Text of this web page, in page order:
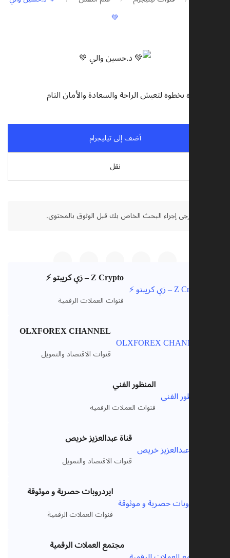
خطوه بخطوه لتعيش الراحة والسعادة والأمان التام
أضف إلى تيليجرام
يرجى إجراء البحث الخاص بك قبل الوثوق بالمحتوى.
Z Crypto – زي كريبتو ⚡️
قنوات العملات الرقمية
OLXFOREX CHANNEL
قنوات الاقتصاد والتمويل
المنظور الفني
قنوات العملات الرقمية
قناة عبدالعزيز خريص
قنوات الاقتصاد والتمويل
ايردروبات حصرية و موثوقة
قنوات العملات الرقمية
مجتمع العملات الرقمية